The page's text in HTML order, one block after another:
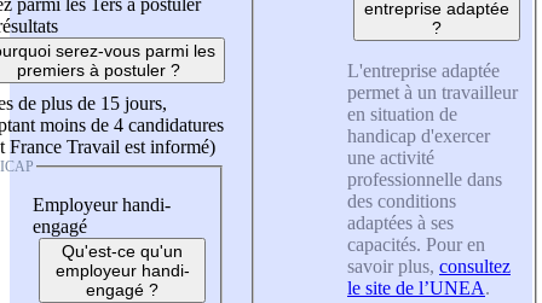
serez-vous parmi les
premiers à postuler ?
de plus de 15 jours,
moins de 4 candidatures
France Travail est informé)
Employeur handi-
engagé
Qu'est-ce qu'un
employeur handi-
engagé ?
entreprise adaptée
?
L'entreprise adaptée
permet à un travailleur
en situation de
handicap d'exercer
une activité
professionnelle dans
des conditions
adaptées à ses
capacités. Pour en
savoir plus, consultez
le site de l’UNEA.